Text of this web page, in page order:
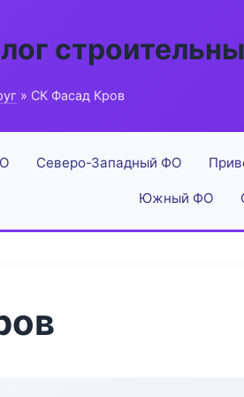
» СК Фасад Кров
Северо-Западный ФО
Южный ФО